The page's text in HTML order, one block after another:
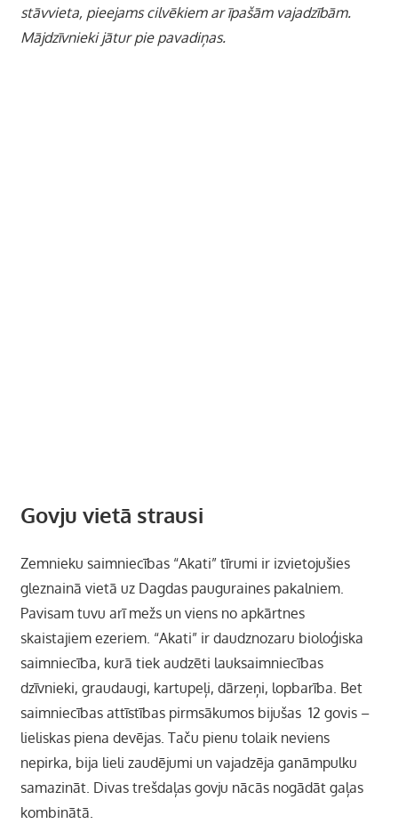
stāvvieta, pieejams cilvēkiem ar īpašām vajadzībām.
Mājdzīvnieki jātur pie pavadiņas.
Govju vietā strausi
Zemnieku saimniecības “Akati” tīrumi ir izvietojušies
gleznainā vietā uz Dagdas pauguraines pakalniem.
Pavisam tuvu arī mežs un viens no apkārtnes
skaistajiem ezeriem. “Akati” ir daudznozaru bioloģiska
saimniecība, kurā tiek audzēti lauksaimniecības
dzīvnieki, graudaugi, kartupeļi, dārzeņi, lopbarība. Bet
saimniecības attīstības pirmsākumos bijušas 12 govis –
lieliskas piena devējas. Taču pienu tolaik neviens
nepirka, bija lieli zaudējumi un vajadzēja ganāmpulku
samazināt. Divas trešdaļas govju nācās nogādāt gaļas
kombinātā.